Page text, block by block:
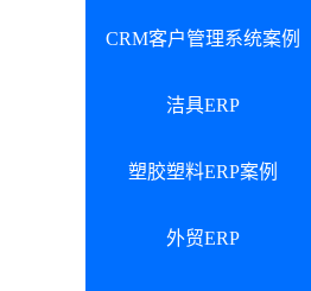
CRM客户管理系统案例
洁具ERP
塑胶塑料ERP案例
外贸ERP